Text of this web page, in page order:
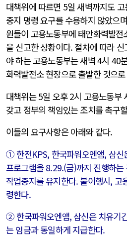
대책위에 따르면 5일 새벽까지도
중지 명령 요구를 수용하지 않았으
원들이 고용노동부에 태안화력발
을 신고한 상황이다. 절차에 따라
야 하는 고용노동부는 새벽 4시 40
화력발전소 현장으로 출발한 것으
대책위는 5일 오후 2시 고용노동부
갖고 정부의 책임있는 조치를 촉구
이들의 요구사항은 아래와 같다.
① 한전KPS, 한국파워오엔앰, 삼신
프로그램을 8.29.(금)까지 진행하
작업중지를 유지한다. 불이행시, 고
령한다.
② 한국파워오엔앰, 삼신은 치유기
는 임금과 동일하게 지급한다.